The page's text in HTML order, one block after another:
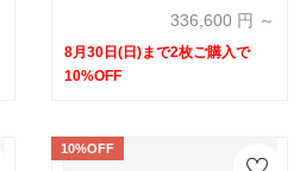
ービスカバー付き【まとめ買い
特典 2枚ご購入で10%OFF】
336,600 円 ～
8月30日(日)まで2枚ご購入で
10%OFF
10%OFF